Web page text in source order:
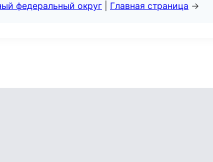
федеральный округ Главная страница →